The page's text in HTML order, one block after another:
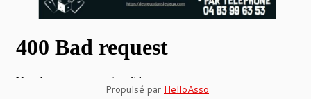
Propulsé par HelloAsso